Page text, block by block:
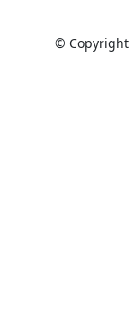
© Copyright